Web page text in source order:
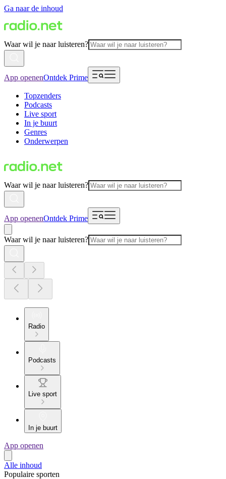
Ga naar de inhoud
Waar wil je naar luisteren?
App openenOntdek Prime
Topzenders
Podcasts
Live sport
In je buurt
Genres
Onderwerpen
Waar wil je naar luisteren?
App openenOntdek Prime
Waar wil je naar luisteren?
Radio
Podcasts
Live sport
In je buurt
App openen
Alle inhoud
Populaire sporten